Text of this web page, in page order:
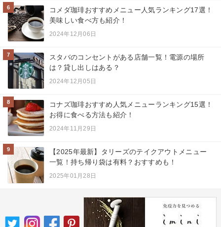
6
コメダ珈琲おすすめメニュー人気ランキング17選！
美味しい食べ方も紹介！
2024年12月06日
7
スタバのコンセントがある店舗一覧！電源の場所
は？貸し出しはある？
2024年12月05日
8
コナズ珈琲おすすめ人気メニューランキング15選！
お得に食べる方法も紹介！
2024年11月29日
9
【2025年最新】タリーズのテイクアウトメニュー
一覧！持ち帰り袋は有料？おすすめも！
2025年01月28日